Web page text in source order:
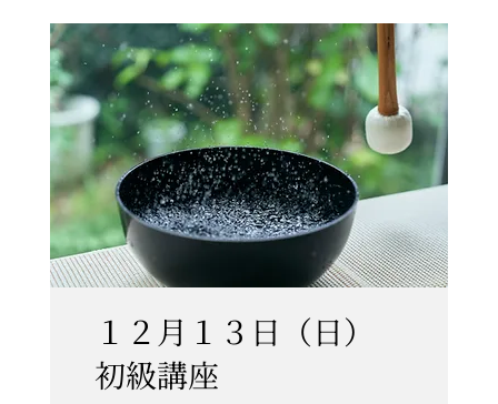
１２月１３日（日）
初級講座